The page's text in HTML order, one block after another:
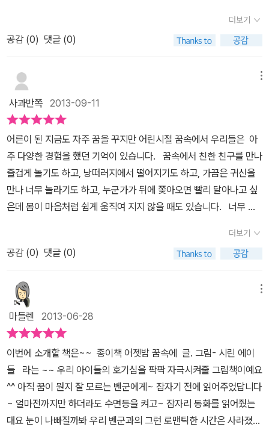
무시무시하죠무섭기는 하지만 아슬아슬 오싹오싹 재미도 있어요꿈에
서 우리는 보통 때 같으면 하지 못하던 일을 할 수가 있어요^^ 물속에
서 숨을 쉴 수도 있고 하늘을 날아다닐 수도 있어요판다랑 악어랑 물
고기랑 얼룩말이랑 코끼리랑 갖가지 동물들과 이야기를 할 수도 있고
요..꿈을 꿀 수 있어서 밤에 잠자는 게 아주 신나요꿈속에서 갖가지 모
습과 이야기를 만날 수 있기 때문이지요지난밤에 무슨 꿈을 꾸었는지
기억하나요??오늘밤에는 무슨 꿈을 꿀 것 같나요??^^ 현실에서는
불가능한 모든 것이 이루어질 수 있는 꿈속 세상에 대한 이야기예
요 아이는 표현이 넘 남다르고 감각적인 매력적으로 표현된 작품을
보면서 꿈이야기를 나누니 너무나 신나하네요 가지각색 개성 넘치는
그림을 살펴보며 유쾌한 캐릭터들의 상상의 꿈나라를 살펴보면서우
리 아이도 며칠전 자신의 꿈이야기를 들려주네요아빠가 회사일 때문
에 늦게 오셔 보지 못하고 잠들 때 아빠 보고싶다고 울다 잠이 들었는
데 꿈 속에서 아빠랑 뽀로로에 나오는 루피집에 놀러갔대요 우리 아
반영하는 것인가봐요^^아이와 함께 책을 보며 다양한 기법을 사용한
그림을 살펴보며 꿈에 대해 이야기도 나눠보고..아이와 만은 대화와
교감을 나눌 수 있는 계기를 만들어주는 멋진 책이네요^^꿈나라를 여
행에 대해 상상하고 생각하고 이야기 나누며 아이의 상상력 창의력도
쑥쑥 키워줄 수 있는 책이예요상상하는 무엇이든지 다 가능한 멋진
꿈나라세상~ 오늘 밤 또 우리 아이들은 꿈 속에서 신나는 여행을 하
겠죠 ㅎㅎ 이 책과 함께하며 꿈나라를 여행하며 상상력도 쑥쑥 기르
고.. 아이의 자유로운 영혼을 맘껏 펼칠 수 있겠어요 오늘 밤 우리 아
이 꿈속 세상에서 펼쳐질 멋지고 훌륭한 이야기도 정말 궁금하고 기
더보기
공감 (0) 댓글 (0)
사과반쪽 2013-09-11
어른이 된 지금도 자주 꿈을 꾸지만 어린시절 꿈속에서 우리들은 아
주 다양한 경험을 했던 기억이 있습니다. 꿈속에서 친한 친구를 만나
즐겁게 놀기도 하고, 낭떠러지에서 떨어지기도 하고, 가끔은 귀신을
만나 너무 놀라기도 하고, 누군가가 뒤에 쫒아오면 빨리 달아나고 싶
은데 몸이 마음처럼 쉽게 움직여 지지 않을 때도 있습니다. 너무 무
침에 일어나자마자 엄마에게 쪼르르 달려가 간밤에 꾼 꿈얘기를 들려
드리기도 했지요. 이렇게 다양한 꿈의 세계를 참 재미있게 풀어낸 책
<어젯밤 꿈 속에>(종이책, 2013>를 아이와 함께 만나보았습니
다. 이 책이 주는 가장 큰 매력은 다양한 꿈의 세계를 멋진 그림으로
표현해냈다는 점인데요 그림의 표현 기법이 다양합니다. 콜라주 기
법이나 수채 그림 같은 색감이 풍부하고 질감이 독특한 그림을 통해
우리 꿈속에서 느꼈던 놀랍고, 즐겁고, 행복하고, 신기했던 그 기분을
잘 표현해 내고 있어요. 책을 통해서 마치 꿈속에서 느꼈던 그 기분을
다시 느끼는것 같은 느낌을 줍니다. 책은 푸른 들판에서 공룡과 기
린을 만나고, 화려한 꽃이 가득핀 정글에서 종이배를 타고 가기도 합
니다. 현실에서는 불가능한 물속에서 숨쉬기, 이별 저별을 왔다갔다
할 수 있기도 합니다. 내몸은 아주 커지는데 주위 모든것들은 아주 작
더보기
공감 (0) 댓글 (0)
마들렌 2013-06-28
이번에 소개할 책은~~ 종이책 어젯밤 꿈속에 글. 그림- 시린 에이
들 라는 ~~ 우리 아이들의 호기심을 팍팍 자극시켜줄 그림책이예요
^^ 아직 꿈이 뭔지 잘 모르는 벤군에게~ 잠자기 전에 읽어주었답니다
~ 얼마전까지만 하더라도 수면등을 켜고~ 잠자리 동화를 읽어줬는
대요 눈이 나빠질까봐 우리 벤군과의 그런 로맨틱한 시간은 사라졌답